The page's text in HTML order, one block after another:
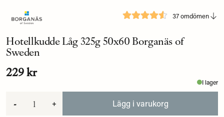
37 omdömen
Hotellkudde Låg 325g 50x60 Borganäs of
Sweden
229 kr
I lager
- + Lägg i varukorg